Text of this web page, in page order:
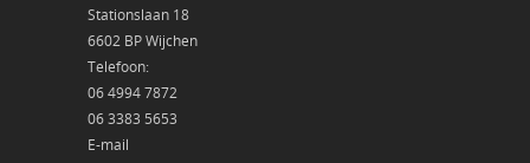
Stationslaan 18
6602 BP Wijchen
Telefoon:
06 4994 7872
06 3383 5653
E-mail